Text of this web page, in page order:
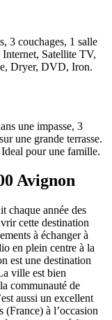
3 couchages, 1 salle
Internet, Satellite TV,
Dryer, DVD, Iron.
une impasse, 3
une grande terrasse.
pour une famille.
Avignon
chaque année des
cette destination
à échanger à
en plein centre à la
est une destination
ville est bien
communauté de
aussi un excellent
(France) à l’occasion